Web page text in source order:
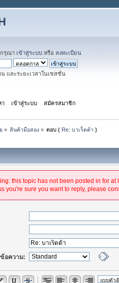
กรุณา เข้าสู่ระบบ หรือ ลงทะเบียน
และระยะเวลาในเซสชั่น
า เข้าสู่ระบบ สมัครสมาชิก
» สินค้ามือสอง» ตอบ ( Re: บาเร็ตต้า )
this topic has not been posted in for at
you're sure you want to reply, please
อความ: